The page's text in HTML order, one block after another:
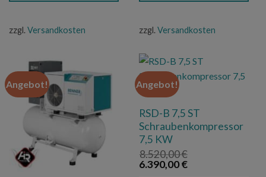
zzgl. Versandkosten zzgl. Versandkosten
Angebot! Angebot!
RSD-B 7,5 ST
Schraubenkompressor
7,5 KW
8.520,00€
Ursprünglicher
6.390,00€Aktueller